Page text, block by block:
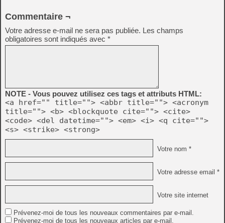
Commentaire ¬
Votre adresse e-mail ne sera pas publiée. Les champs
obligatoires sont indiqués avec *
NOTE - Vous pouvez utilisez ces tags et attributs HTML:
<a href="" title=""> <abbr title=""> <acronym
title=""> <b> <blockquote cite=""> <cite>
<code> <del datetime=""> <em> <i> <q cite="">
<s> <strike> <strong>
Votre nom *
Votre adresse email *
Votre site internet
Prévenez-moi de tous les nouveaux commentaires par e-mail.
Prévenez-moi de tous les nouveaux articles par e-mail.